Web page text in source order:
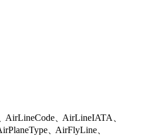
AirLineCode、AirLineIATA、
、AirFlyLine、